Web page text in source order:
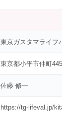
東京ガスタマライフ
東京都小平市仲町
佐藤 修一
https://tg-lifeval.jp/